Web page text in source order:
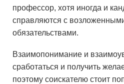
профессор, хотя иногда и
справляются с
обязательствами.
Взаимопонимание и
сработаться и получить
поэтому соискателю стоит